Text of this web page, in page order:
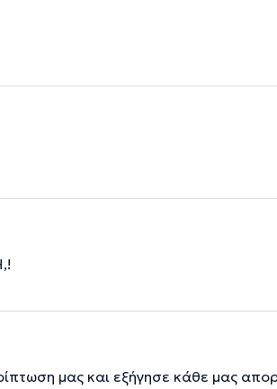
μας και εξήγησε κάθε μας